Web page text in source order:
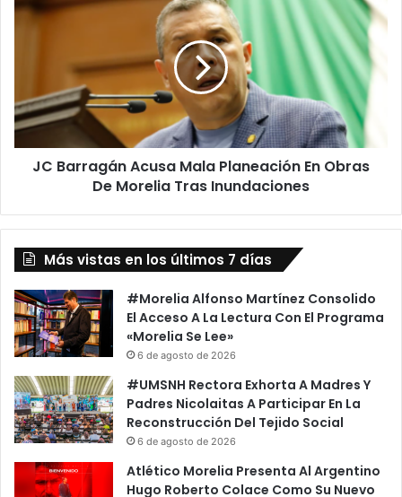
Barragán
Obras
De
Morelia
JC Barragán Acusa Mala Planeación En Obras
De Morelia Tras Inundaciones
Más vistas en los últimos 7 días
#Morelia Alfonso Martínez Consolido
El Acceso A La Lectura Con El Programa
«Morelia Se Lee»
6 de agosto de 2026
#UMSNH Rectora Exhorta A Madres Y
Padres Nicolaitas A Participar En La
Reconstrucción Del Tejido Social
6 de agosto de 2026
Atlético Morelia Presenta Al Argentino
Hugo Roberto Colace Como Su Nuevo